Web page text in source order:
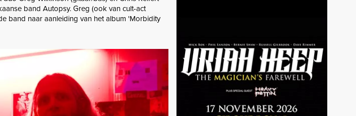
band Autopsy. Greg (ook van cult-act
band naar aanleiding van het album 'Morbidity